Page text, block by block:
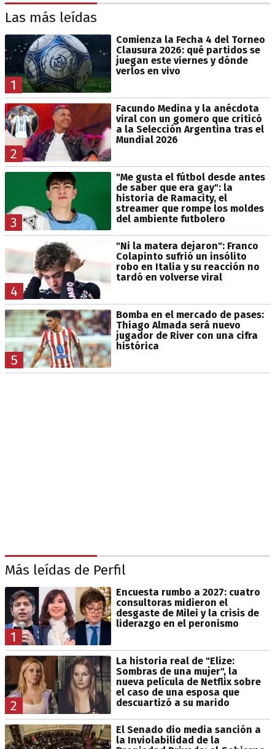
Las más leídas
1
Comienza la Fecha 4 del Torneo
Clausura 2026: qué partidos se
juegan este viernes y dónde
verlos en vivo
2
Facundo Medina y la anécdota
viral con un gomero que criticó
a la Selección Argentina tras el
Mundial 2026
3
"Me gusta el fútbol desde antes
de saber que era gay": la
historia de Ramacity, el
streamer que rompe los moldes
del ambiente futbolero
4
"Ni la matera dejaron": Franco
Colapinto sufrió un insólito
robo en Italia y su reacción no
tardó en volverse viral
5
Bomba en el mercado de pases:
Thiago Almada será nuevo
jugador de River con una cifra
histórica
Más leídas de Perfil
1
Encuesta rumbo a 2027: cuatro
consultoras midieron el
desgaste de Milei y la crisis de
liderazgo en el peronismo
2
La historia real de "Elize:
Sombras de una mujer", la
nueva película de Netflix sobre
el caso de una esposa que
descuartizó a su marido
El Senado dio media sanción a
la Inviolabilidad de la